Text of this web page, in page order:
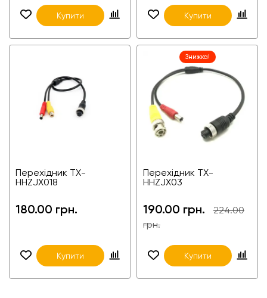
Купити Купити
Перехідник TX-
HHZJX018
180.00 грн.
Купити
Знижка!
Перехідник TX-
HHZJX03
190.00 грн.
224.00
грн.
Купити